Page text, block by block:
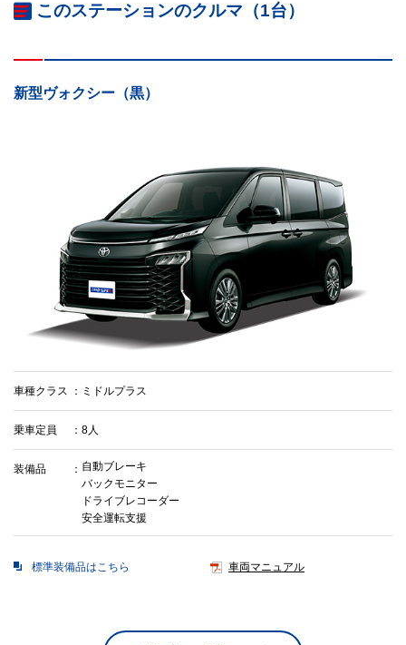
このステーションのクルマ（1台）
新型ヴォクシー（黒）
車種クラス ミドルプラス
乗車定員 8人
装備品
自動ブレーキ
バックモニター
ドライブレコーダー
安全運転支援
標準装備品はこちら 車両マニュアル